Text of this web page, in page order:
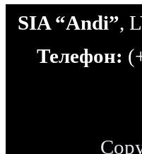
SIA “Andi”,
Телефон: